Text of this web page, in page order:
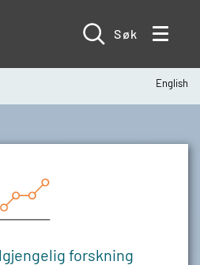
Søk
English
forskning